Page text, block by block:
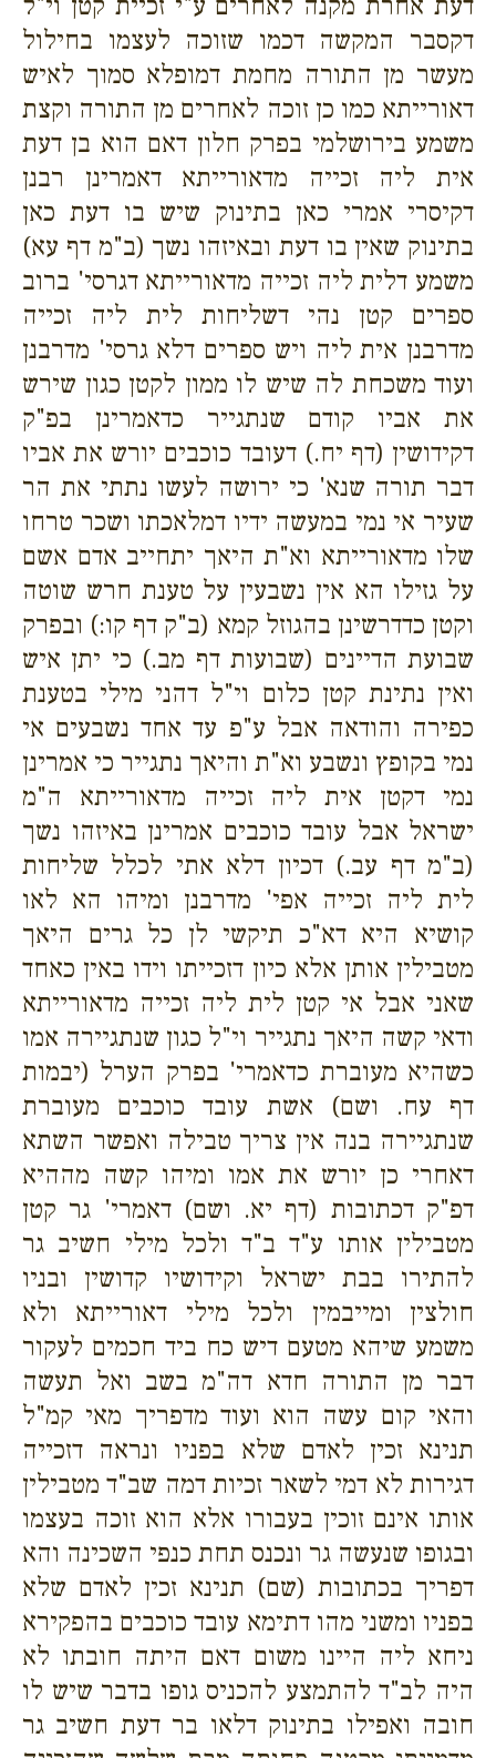
דקסבר המקשה דכמו שזוכה לעצמו בחילול
מעשר מן התורה מחמת דמופלא סמוך לאיש
דאורייתא כמו כן זוכה לאחרים מן התורה וקצת
משמע בירושלמי בפרק חלון דאם הוא בן דעת
אית ליה זכייה מדאורייתא דאמרינן רבנן
דקיסרי אמרי כאן בתינוק שיש בו דעת כאן
בתינוק שאין בו דעת ובאיזהו נשך (ב"מ דף עא)
משמע דלית ליה זכייה מדאורייתא דגרסי' ברוב
ספרים קטן נהי דשליחות לית ליה זכייה
מדרבנן אית ליה ויש ספרים דלא גרסי' מדרבנן
ועוד משכחת לה שיש לו ממון לקטן כגון שירש
את אביו קודם שנתגייר כדאמרינן בפ"ק
דקידושין (דף יח.) דעובד כוכבים יורש את אביו
דבר תורה שנא' כי ירושה לעשו נתתי את הר
שעיר אי נמי במעשה ידיו דמלאכתו ושכר טרחו
שלו מדאורייתא וא"ת היאך יתחייב אדם אשם
על גזילו הא אין נשבעין על טענת חרש שוטה
וקטן כדדרשינן בהגוזל קמא (ב"ק דף קו:) ובפרק
שבועת הדיינים (שבועות דף מב.) כי יתן איש
ואין נתינת קטן כלום וי"ל דהני מילי בטענת
כפירה והודאה אבל ע"פ עד אחד נשבעים אי
נמי בקופץ ונשבע וא"ת והיאך נתגייר כי אמרינן
נמי דקטן אית ליה זכייה מדאורייתא ה"מ
ישראל אבל עובד כוכבים אמרינן באיזהו נשך
(ב"מ דף עב.) דכיון דלא אתי לכלל שליחות
לית ליה זכייה אפי' מדרבנן ומיהו הא לאו
קושיא היא דא"כ תיקשי לן כל גרים היאך
מטבילין אותן אלא כיון דזכייתו וידו באין כאחד
שאני אבל אי קטן לית ליה זכייה מדאורייתא
ודאי קשה היאך נתגייר וי"ל כגון שנתגיירה אמו
כשהיא מעוברת כדאמרי' בפרק הערל (יבמות
דף עח. ושם) אשת עובד כוכבים מעוברת
שנתגיירה בנה אין צריך טבילה ואפשר השתא
דאחרי כן יורש את אמו ומיהו קשה מההיא
דפ"ק דכתובות (דף יא. ושם) דאמרי' גר קטן
מטבילין אותו ע"ד ב"ד ולכל מילי חשיב גר
להתירו בבת ישראל וקידושיו קדושין ובניו
חולצין ומייבמין ולכל מילי דאורייתא ולא
משמע שיהא מטעם דיש כח ביד חכמים לעקור
דבר מן התורה חדא דה"מ בשב ואל תעשה
והאי קום עשה הוא ועוד מדפריך מאי קמ"ל
תנינא זכין לאדם שלא בפניו ונראה דזכייה
דגירות לא דמי לשאר זכיות דמה שב"ד מטבילין
אותו אינם זוכין בעבורו אלא הוא זוכה בעצמו
ובגופו שנעשה גר ונכנס תחת כנפי השכינה והא
דפריך בכתובות (שם) תנינא זכין לאדם שלא
בפניו ומשני מהו דתימא עובד כוכבים בהפקירא
ניחא ליה היינו משום דאם היתה חובתו לא
היה לב"ד להתמצע להכניס גופו בדבר שיש לו
חובה ואפילו בתינוק דלאו בר דעת חשיב גר